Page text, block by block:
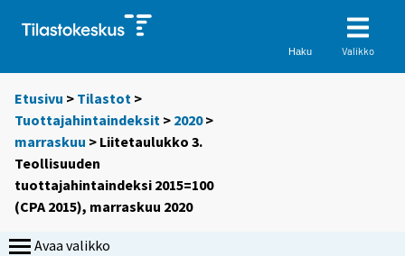
Haku Valikko
Etusivu > Tilastot >
Tuottajahintaindeksit > 2020>
marraskuu > Liitetaulukko 3.
Teollisuuden
tuottajahintaindeksi 2015=100
(CPA 2015), marraskuu 2020
Avaa valikko